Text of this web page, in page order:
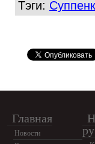
Тэги:
Главная
Новости